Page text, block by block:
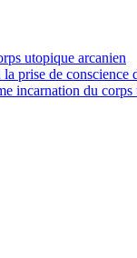
utopique arcanien
prise de conscience
incarnation du corps